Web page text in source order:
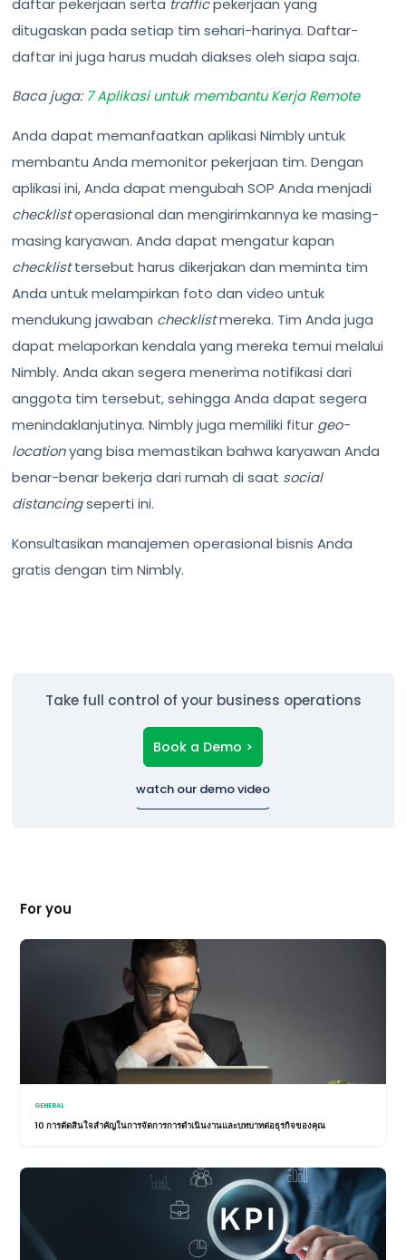
ditugaskan pada setiap tim sehari-harinya. Daftar-
daftar ini juga harus mudah diakses oleh siapa saja.
Baca juga:7 Aplikasi untuk membantu Kerja Remote
Anda dapat memanfaatkan aplikasi Nimbly untuk
membantu Anda memonitor pekerjaan tim. Dengan
aplikasi ini, Anda dapat mengubah SOP Anda menjadi
checklistoperasional dan mengirimkannya ke masing-
masing karyawan. Anda dapat mengatur kapan
checklisttersebut harus dikerjakan dan meminta tim
Anda untuk melampirkan foto dan video untuk
mendukung jawaban checklistmereka. Tim Anda juga
dapat melaporkan kendala yang mereka temui melalui
Nimbly. Anda akan segera menerima notifikasi dari
anggota tim tersebut, sehingga Anda dapat segera
menindaklanjutinya. Nimbly juga memiliki fitur geo-
locationyang bisa memastikan bahwa karyawan Anda
benar-benar bekerja dari rumah di saat social
distancingseperti ini.
Konsultasikan manajemen operasional bisnis Anda
gratis dengan tim Nimbly.
Take full control of your business operations
Book a Demo >
watch our demo video
For you
GENERAL
10 การตัดสินใจสำคัญในการจัดการการดำเนินงานและบทบาทต่อธุรกิจของคุณ